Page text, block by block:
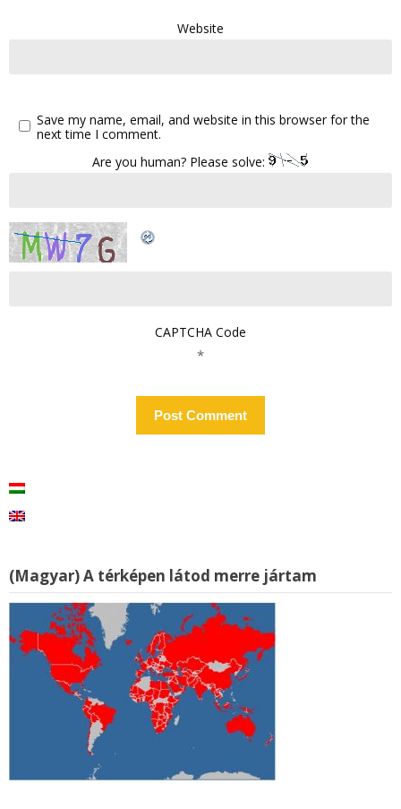
Website
Save my name, email, and website in this browser for the
next time I comment.
Are you human? Please solve:
CAPTCHA Code
*
(Magyar) A térképen látod merre jártam